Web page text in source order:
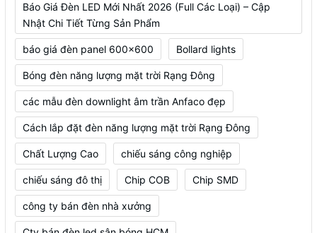
Báo Giá Đèn LED Mới Nhất 2026 (Full Các Loại) – Cập
Nhật Chi Tiết Từng Sản Phẩm
báo giá đèn panel 600x600 Bollard lights
Bóng đèn năng lượng mặt trời Rạng Đông
các mẫu đèn downlight âm trần Anfaco đẹp
Cách lắp đặt đèn năng lượng mặt trời Rạng Đông
Chất Lượng Cao chiếu sáng công nghiệp
chiếu sáng đô thị Chip COB Chip SMD
công ty bán đèn nhà xưởng